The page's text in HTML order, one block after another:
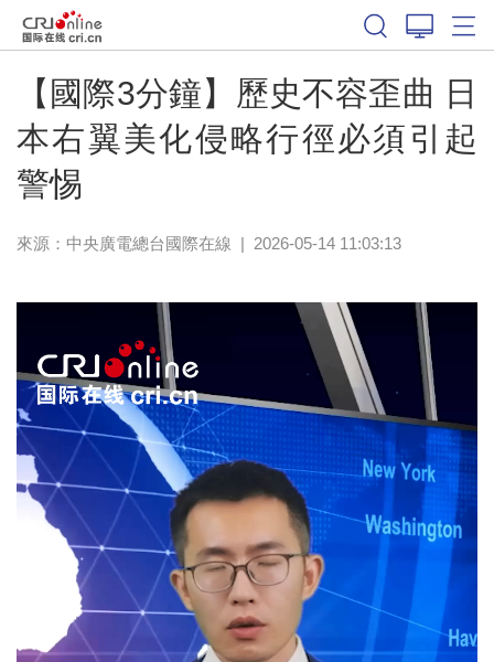
【國際3分鐘】歷史不容歪曲 日
本右翼美化侵略行徑必須引起
警惕
來源：中央廣電總台國際在線 | 2026-05-14 11:03:13